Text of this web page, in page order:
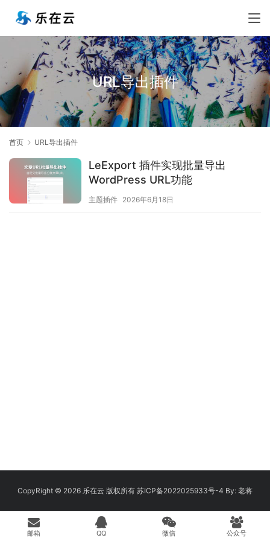
URL导出插件
首页 URL导出插件
LeExport 插件实现批量导出
WordPress URL功能
主题插件 2026年6月18日
CopyRight © 2026 乐在云 版权所有 苏ICP备2022025933号-4 By: 老蒋
邮箱 QQ 微信 公众号